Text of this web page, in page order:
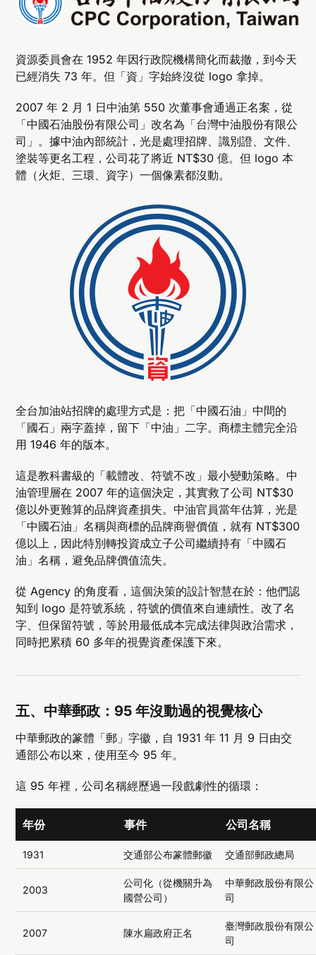
資源委員會在 1952 年因行政院機構簡化而裁撤，到今天
已經消失 73 年。但「資」字始終沒從 logo 拿掉。
2007 年 2 月 1 日中油第 550 次董事會通過正名案，從
「中國石油股份有限公司」改名為「台灣中油股份有限公
司」。據中油內部統計，光是處理招牌、識別證、文件、
塗裝等更名工程，公司花了將近 NT$30 億。但 logo 本
體（火炬、三環、資字）一個像素都沒動。
全台加油站招牌的處理方式是：把「中國石油」中間的
「國石」兩字蓋掉，留下「中油」二字。商標主體完全沿
用 1946 年的版本。
這是教科書級的「載體改、符號不改」最小變動策略。中
油管理層在 2007 年的這個決定，其實救了公司 NT$30
億以外更難算的品牌資產損失。中油官員當年估算，光是
「中國石油」名稱與商標的品牌商譽價值，就有 NT$300
億以上，因此特別轉投資成立子公司繼續持有「中國石
油」名稱，避免品牌價值流失。
從 Agency 的角度看，這個決策的設計智慧在於：他們認
知到 logo 是符號系統，符號的價值來自連續性。改了名
字、但保留符號，等於用最低成本完成法律與政治需求，
同時把累積 60 多年的視覺資產保護下來。
五、中華郵政：95 年沒動過的視覺核心
中華郵政的篆體「郵」字徽，自 1931 年 11 月 9 日由交
通部公布以來，使用至今 95 年。
這 95 年裡，公司名稱經歷過一段戲劇性的循環：
年份 事件 公司名稱
1931 交通部公布篆體郵徽 交通部郵政總局
2003
公司化（從機關升為
國營公司）
中華郵政股份有限公
司
2007 陳水扁政府正名
臺灣郵政股份有限公
司